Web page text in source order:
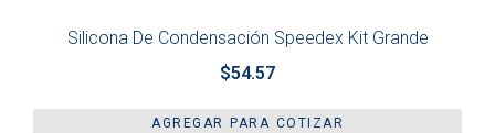
Silicona De Condensación Speedex Kit Grande
$54.57
AGREGAR PARA COTIZAR